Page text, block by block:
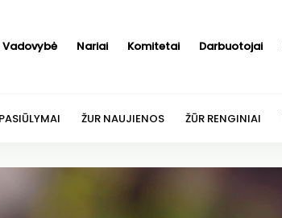
Vadovybė Nariai Komitetai Darbuotojai
ŽUR NAUJIENOS ŽŪR RENGINIAI